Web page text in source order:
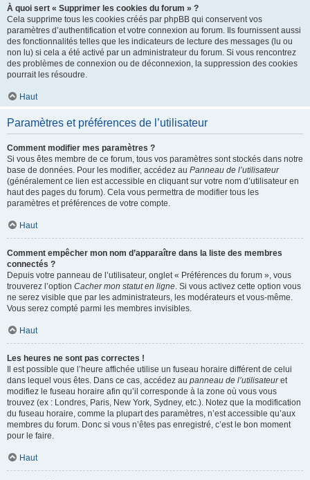
À quoi sert « Supprimer les cookies du forum » ?
Cela supprime tous les cookies créés par phpBB qui conservent vos
paramètres d’authentification et votre connexion au forum. Ils fournissent aussi
des fonctionnalités telles que les indicateurs de lecture des messages (lu ou
non lu) si cela a été activé par un administrateur du forum. Si vous rencontrez
des problèmes de connexion ou de déconnexion, la suppression des cookies
pourrait les résoudre.
Haut
Paramètres et préférences de l’utilisateur
Comment modifier mes paramètres ?
Si vous êtes membre de ce forum, tous vos paramètres sont stockés dans notre
base de données. Pour les modifier, accédez au Panneau de l’utilisateur
(généralement ce lien est accessible en cliquant sur votre nom d’utilisateur en
haut des pages du forum). Cela vous permettra de modifier tous les
paramètres et préférences de votre compte.
Haut
Comment empêcher mon nom d’apparaître dans la liste des membres
connectés ?
Depuis votre panneau de l’utilisateur, onglet « Préférences du forum », vous
trouverez l’option Cacher mon statut en ligne. Si vous activez cette option vous
ne serez visible que par les administrateurs, les modérateurs et vous-même.
Vous serez compté parmi les membres invisibles.
Haut
Les heures ne sont pas correctes !
Il est possible que l’heure affichée utilise un fuseau horaire différent de celui
dans lequel vous êtes. Dans ce cas, accédez au panneau de l’utilisateuret
modifiez le fuseau horaire afin qu’il corresponde à la zone où vous vous
trouvez (ex : Londres, Paris, New York, Sydney, etc.). Notez que la modification
du fuseau horaire, comme la plupart des paramètres, n’est accessible qu’aux
membres du forum. Donc si vous n’êtes pas enregistré, c’est le bon moment
pour le faire.
Haut